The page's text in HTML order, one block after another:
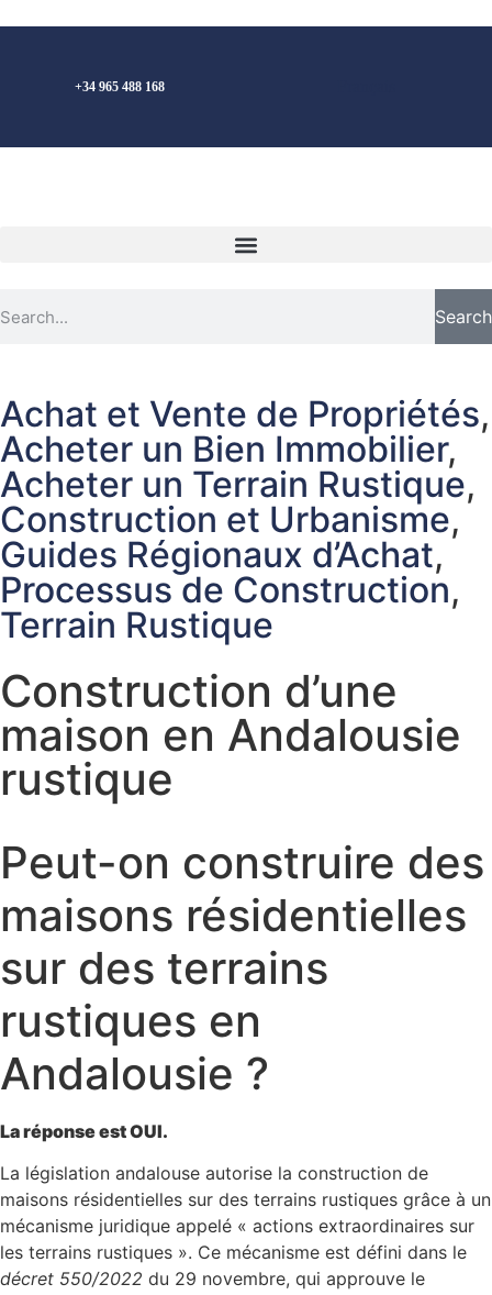
+34 965 488 168
Search
Achat et Vente de Propriétés,
Acheter un Bien Immobilier,
Acheter un Terrain Rustique,
Construction et Urbanisme,
Guides Régionaux d’Achat,
Processus de Construction,
Terrain Rustique
Construction d’une
maison en Andalousie
rustique
Peut-on construire des
maisons résidentielles
sur des terrains
rustiques en
Andalousie ?
La réponse est OUI.
La législation andalouse autorise la construction de
maisons résidentielles sur des terrains rustiques grâce à un
mécanisme juridique appelé « actions extraordinaires sur
les terrains rustiques ». Ce mécanisme est défini dans le
décret 550/2022 du 29 novembre, qui approuve le